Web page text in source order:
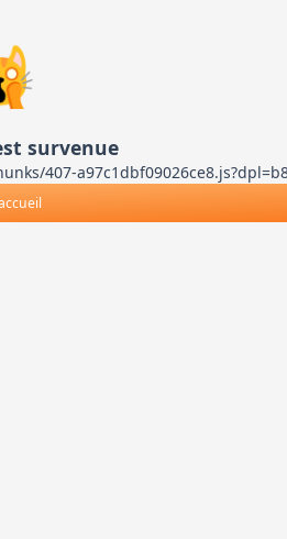
survenue
407-